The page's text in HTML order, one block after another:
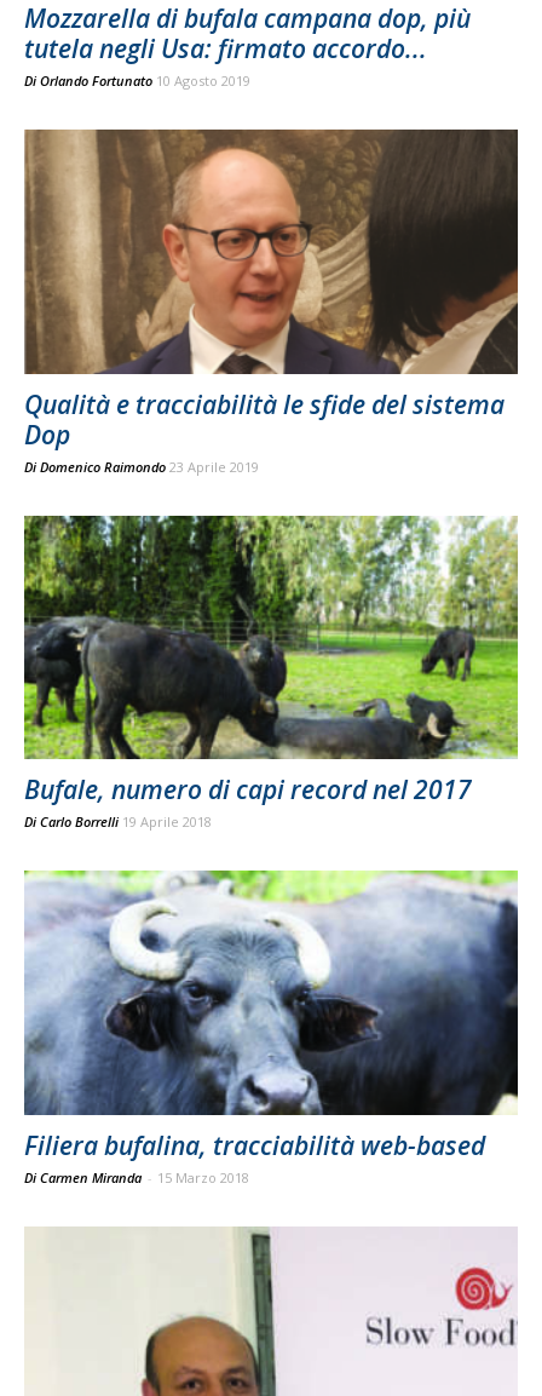
Mozzarella di bufala campana dop, più
tutela negli Usa: firmato accordo...
Di Orlando Fortunato 10 Agosto 2019
Qualità e tracciabilità le sfide del sistema
Dop
Di Domenico Raimondo 23 Aprile 2019
Bufale, numero di capi record nel 2017
Di Carlo Borrelli 19 Aprile 2018
Filiera bufalina, tracciabilità web-based
Di Carmen Miranda - 15 Marzo 2018